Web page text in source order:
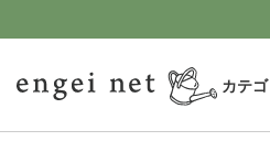
カテ